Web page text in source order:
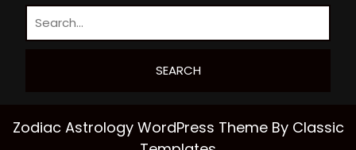
Zodiac Astrology WordPress Theme By Classic